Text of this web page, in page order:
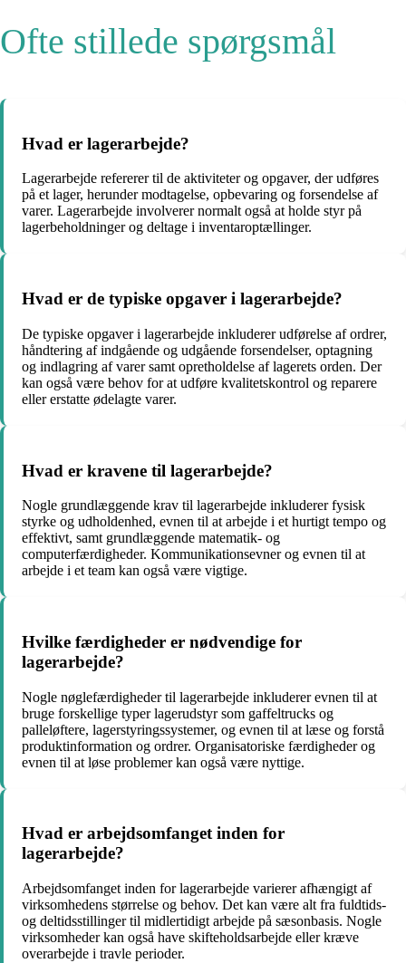
Ofte stillede spørgsmål
Hvad er lagerarbejde?
Lagerarbejde refererer til de aktiviteter og opgaver, der udføres
på et lager, herunder modtagelse, opbevaring og forsendelse af
varer. Lagerarbejde involverer normalt også at holde styr på
lagerbeholdninger og deltage i inventaroptællinger.
Hvad er de typiske opgaver i lagerarbejde?
De typiske opgaver i lagerarbejde inkluderer udførelse af ordrer,
håndtering af indgående og udgående forsendelser, optagning
og indlagring af varer samt opretholdelse af lagerets orden. Der
kan også være behov for at udføre kvalitetskontrol og reparere
eller erstatte ødelagte varer.
Hvad er kravene til lagerarbejde?
Nogle grundlæggende krav til lagerarbejde inkluderer fysisk
styrke og udholdenhed, evnen til at arbejde i et hurtigt tempo og
effektivt, samt grundlæggende matematik- og
computerfærdigheder. Kommunikationsevner og evnen til at
arbejde i et team kan også være vigtige.
Hvilke færdigheder er nødvendige for
lagerarbejde?
Nogle nøglefærdigheder til lagerarbejde inkluderer evnen til at
bruge forskellige typer lagerudstyr som gaffeltrucks og
palleløftere, lagerstyringssystemer, og evnen til at læse og forstå
produktinformation og ordrer. Organisatoriske færdigheder og
evnen til at løse problemer kan også være nyttige.
Hvad er arbejdsomfanget inden for
lagerarbejde?
Arbejdsomfanget inden for lagerarbejde varierer afhængigt af
virksomhedens størrelse og behov. Det kan være alt fra fuldtids-
og deltidsstillinger til midlertidigt arbejde på sæsonbasis. Nogle
virksomheder kan også have skifteholdsarbejde eller kræve
overarbejde i travle perioder.